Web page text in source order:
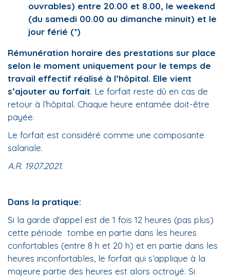
ouvrables) entre 20.00 et 8.00, le weekend
(du samedi 00.00 au dimanche minuit) et le
jour férié (*)
Rémunération horaire des prestations sur place
selon le moment uniquement pour le temps de
travail effectif réalisé à l’hôpital. Elle vient
s’ajouter au forfait. Le forfait reste dû en cas de
retour à l’hôpital. Chaque heure entamée doit-être
payée.
Le forfait est considéré comme une composante
salariale.
A.R. 19.07.2021.
Dans la pratique:
Si la garde d'appel est de 1 fois 12 heures (pas plus)
cette période tombe en partie dans les heures
confortables (entre 8 h et 20 h) et en partie dans les
heures inconfortables, le forfait qui s’applique à la
majeure partie des heures est alors octroyé. Si